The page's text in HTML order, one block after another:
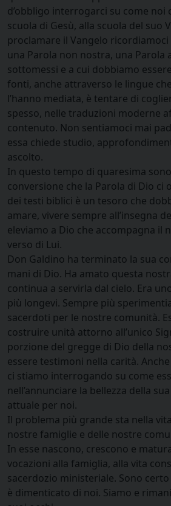
d’obbligo interrogarci su come noi
scuola di Gesù, alla scuola del suo
proclamare il Vangelo
una Parola non nostra, una Parola
sottomessi e a cui dobbiamo
fonti, anche attraverso le lingue
l’hanno mediata, è tentare di
spesso, nelle traduzioni moderne
contenuto. Non sentiamoci mai
essa chiede studio,
ascolto.
In questo tempo di quaresima
conversione che la Parola di Dio ci
dei testi biblici è un tesoro che
amare, vivere sempre all’insegna
eleviamo a Dio che accompagna il
verso di Lui.
Don Galdino ha terminato la sua
mani di Dio. Ha amato questa
continua a servirla dal cielo. Era
più longevi. Sempre più
sacerdoti per le nostre comunità.
costruire unità attorno all’unico
porzione del gregge di Dio della
essere testimoni nella carità.
ci stiamo interrogando su come
nell’annunciare la bellezza della
attuale per noi.
Il problema più grande sta nella
nostre famiglie e delle nostre
In esse nascono, crescono e
vocazioni alla famiglia, alla vita
sacerdozio ministeriale. Sono
è dimenticato di noi. Siamo e